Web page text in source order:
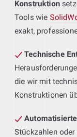
Konstruktion
Tools wie
exakt,
Technische
die wir mit
Konstruktionen
Stückzahlen